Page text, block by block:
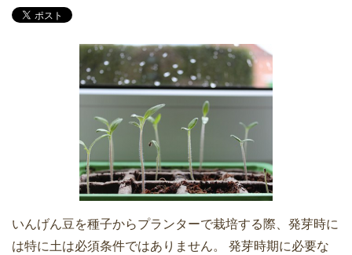
いんげん豆を種子からプランターで栽培する際、発芽時に
は特に土は必須条件ではありません。 発芽時期に必要な